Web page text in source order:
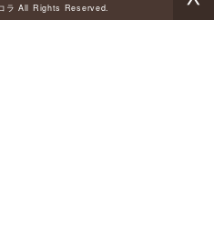
ラ All Rights Reserved.